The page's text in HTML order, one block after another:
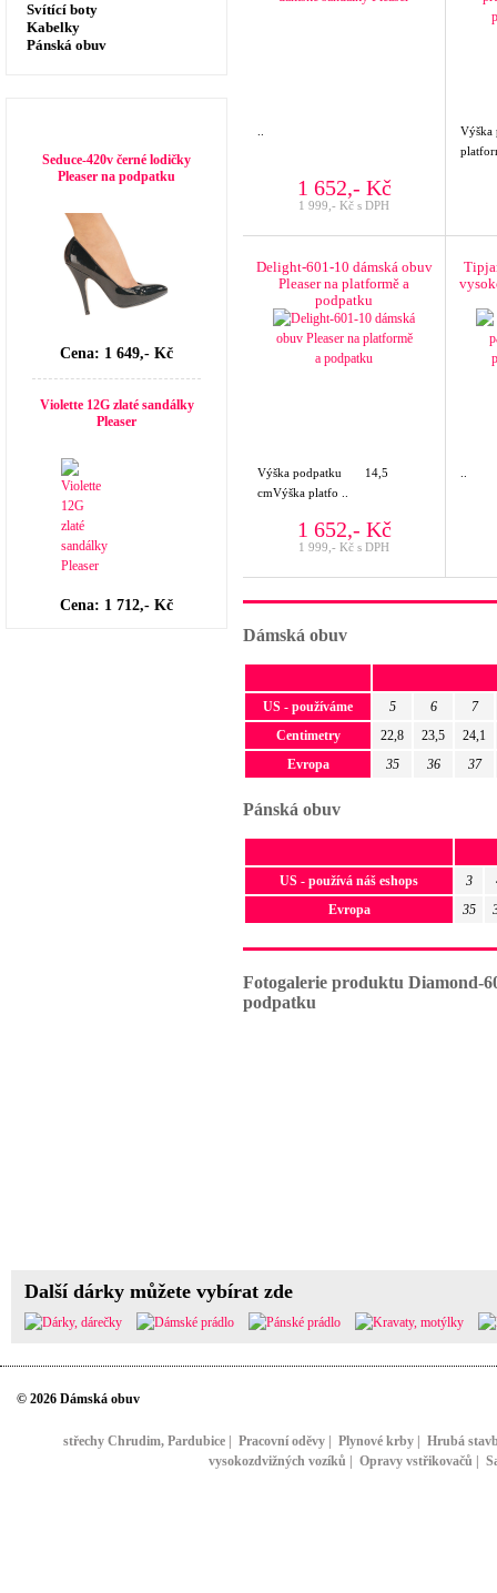
Svítící boty
Kabelky
Pánská obuv
Seduce-420v černé lodičky
Pleaser na podpatku
Cena: 1 649,- Kč
Violette 12G zlaté sandálky
Pleaser
Cena: 1 712,- Kč
1 652,- Kč
1 999,- Kč s DPH
Výška
Delight-601-10 dámská obuv
Pleaser na platformě a
podpatku
Výška podpatku 14,5
cmVýška platfo ..
1 652,- Kč
1 999,- Kč s DPH
Dámská obuv
US - používáme 5 6
7
Centimetry
22,8 23,5
24,1
Evropa
35 36 37
Pánská obuv
US - používá náš eshops 3
Evropa
35
Fotogalerie produktu Diamond-
podpatku
Další dárky můžete vybírat zde
© 2026 Dámská obuv
střechy Chrudim, Pardubice| Pracovní oděvy| Plynové krby| Hrubá
vysokozdvižných vozíků
Opravy vstřikovačů